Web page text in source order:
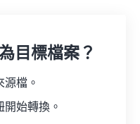
目標檔案？
檔。
開始轉換。